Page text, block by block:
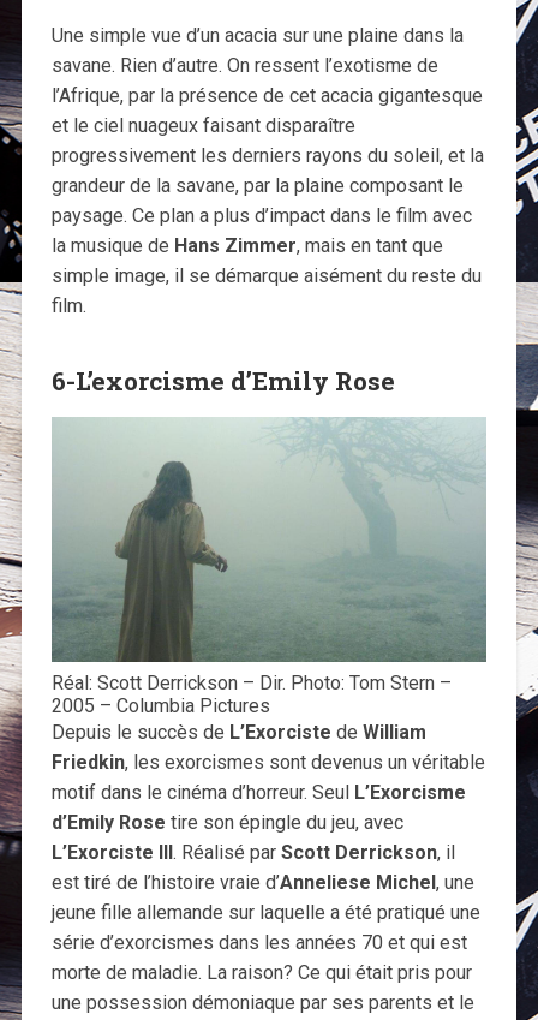
Une simple vue d’un acacia sur une plaine dans la
savane. Rien d’autre. On ressent l’exotisme de
l’Afrique, par la présence de cet acacia gigantesque
et le ciel nuageux faisant disparaître
progressivement les derniers rayons du soleil, et la
grandeur de la savane, par la plaine composant le
paysage. Ce plan a plus d’impact dans le film avec
la musique de Hans Zimmer, mais en tant que
simple image, il se démarque aisément du reste du
film.
6-L’exorcisme d’Emily Rose
Réal: Scott Derrickson – Dir. Photo: Tom Stern –
2005 – Columbia Pictures
Depuis le succès de L’Exorciste de William
Friedkin, les exorcismes sont devenus un véritable
motif dans le cinéma d’horreur. Seul L’Exorcisme
d’Emily Rose tire son épingle du jeu, avec
L’Exorciste III. Réalisé par Scott Derrickson, il
est tiré de l’histoire vraie d’Anneliese Michel, une
jeune fille allemande sur laquelle a été pratiqué une
série d’exorcismes dans les années 70 et qui est
morte de maladie. La raison? Ce qui était pris pour
une possession démoniaque par ses parents et le